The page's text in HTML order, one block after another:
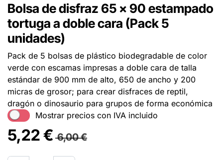
Bolsa de disfraz 65 x 90 estampado
tortuga a doble cara (Pack 5
unidades)
Pack de 5 bolsas de plástico biodegradable de color
verde con escamas impresas a doble cara de talla
estándar de 900 mm de alto, 650 de ancho y 200
micras de grosor; para crear disfraces de reptil,
dragón o dinosaurio para grupos de forma económica
Mostrar precios con IVA incluido
5,22€ 6,00€